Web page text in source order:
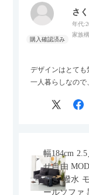
さ
年代:
家族
デザインはとても
一人暮らしなので
幅184cm
せ自由
付き 撥水
ールソファ